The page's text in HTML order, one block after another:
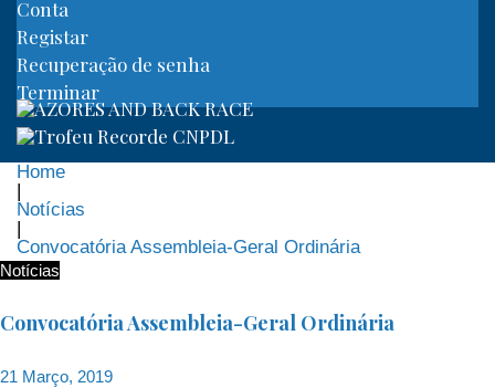
Conta
Registar
Recuperação de senha
Terminar
Home
|
Notícias
|
Convocatória Assembleia-Geral Ordinária
Notícias
Convocatória Assembleia-Geral Ordinária
21 Março, 2019